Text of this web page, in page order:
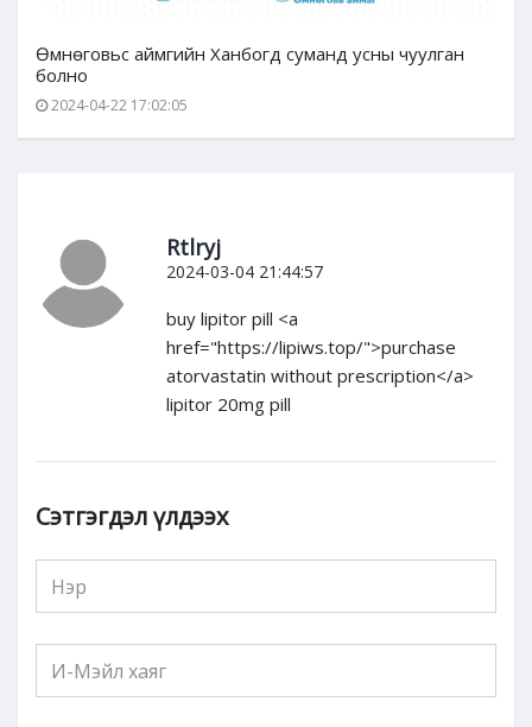
Өмнөговьс аймгийн Ханбогд суманд усны чуулган
болно
2024-04-22 17:02:05
Rtlryj
2024-03-04 21:44:57
buy lipitor pill <a
href="https://lipiws.top/">purchase
atorvastatin without prescription</a>
lipitor 20mg pill
Сэтгэгдэл үлдээх